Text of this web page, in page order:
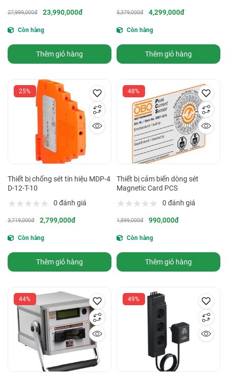
27,999,000đ 23,990,000đ
Còn hàng
Thêm giỏ hàng
5,379,000đ 4,299,000đ
Còn hàng
Thêm giỏ hàng
25%
Thiết bị chống sét tín hiệu MDP-4
D-12-T-10
0 đánh giá
3,719,000đ 2,799,000đ
Còn hàng
Thêm giỏ hàng
48%
Thiết bị cảm biến dòng sét
Magnetic Card PCS
0 đánh giá
1,899,000đ 990,000đ
Còn hàng
Thêm giỏ hàng
44% 49%